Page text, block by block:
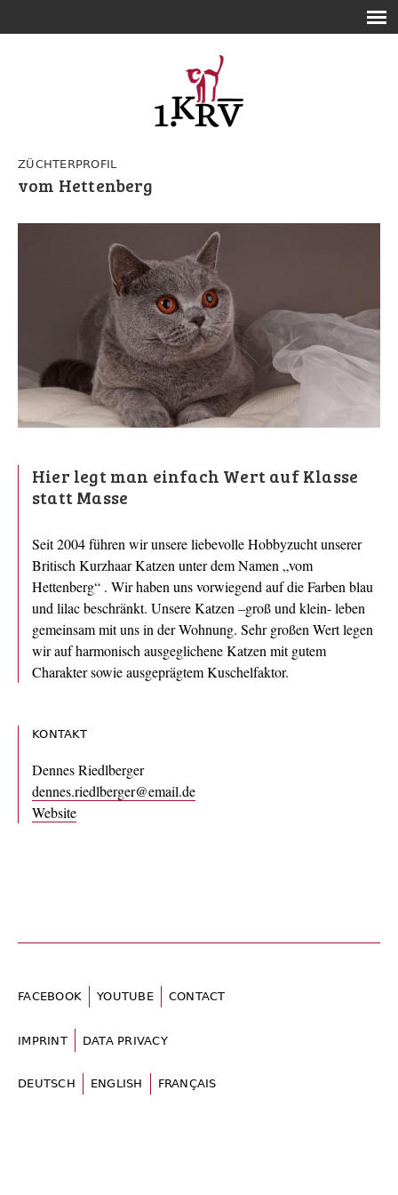
ZÜCHTERPROFIL
vom Hettenberg
Hier legt man einfach Wert auf Klasse
statt Masse
Seit 2004 führen wir unsere liebevolle Hobbyzucht unserer
Britisch Kurzhaar Katzen unter dem Namen „vom
Hettenberg“ . Wir haben uns vorwiegend auf die Farben blau
und lilac beschränkt. Unsere Katzen –groß und klein- leben
gemeinsam mit uns in der Wohnung. Sehr großen Wert legen
wir auf harmonisch ausgeglichene Katzen mit gutem
Charakter sowie ausgeprägtem Kuschelfaktor.
KONTAKT
Dennes Riedlberger
dennes.riedlberger@email.de
Website
FACEBOOK YOUTUBE CONTACT
IMPRINT DATA PRIVACY
DEUTSCH ENGLISH FRANÇAIS